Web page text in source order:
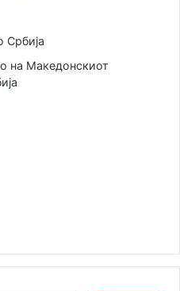
Србија
на Македонскиот